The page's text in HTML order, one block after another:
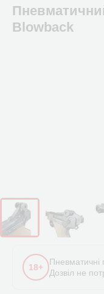
Blowback
18+
Пневматичні
Дозвіл не